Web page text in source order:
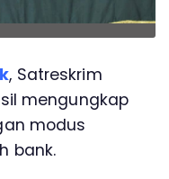
, Satreskrim
mengungkap
modus
bank.